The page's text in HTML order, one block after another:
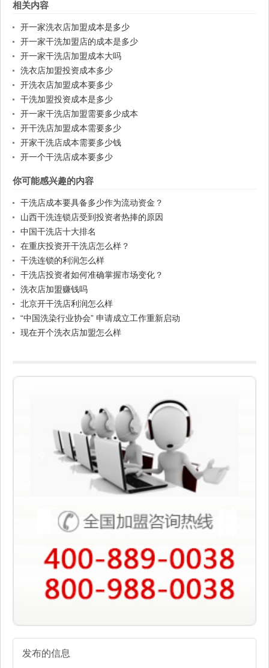
相关内容
开一家洗衣店加盟成本是多少
开一家干洗加盟店的成本是多少
开一家干洗店加盟成本大吗
洗衣店加盟投资成本多少
开洗衣店加盟成本要多少
干洗加盟投资成本是多少
开一家干洗店加盟需要多少成本
开干洗店加盟成本需要多少
开家干洗店成本需要多少钱
开一个干洗店成本要多少
你可能感兴趣的内容
干洗店成本要具备多少作为流动资金？
山西干洗连锁店受到投资者热捧的原因
中国干洗店十大排名
在重庆投资开干洗店怎么样？
干洗连锁的利润怎么样
干洗店投资者如何准确掌握市场变化？
洗衣店加盟赚钱吗
北京开干洗店利润怎么样
“中国洗染行业协会” 申请成立工作重新启动
现在开个洗衣店加盟怎么样
发布的信息